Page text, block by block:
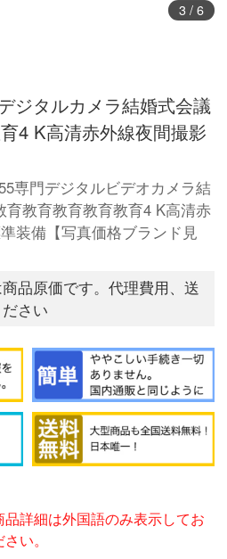
3/ 6
ジタルカメラ結婚式会議
4 K高清赤外線夜間撮影
専門デジタルビデオカメラ結
教育教育教育教育4 K高清赤
装備【写真価格ブランド見
品原価です。代理費用、送
さい
詳細は外国語のみ表示してお
い。